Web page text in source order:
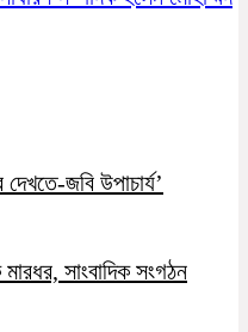
জবি উপাচার্য’
সাংবাদিক সংগঠন